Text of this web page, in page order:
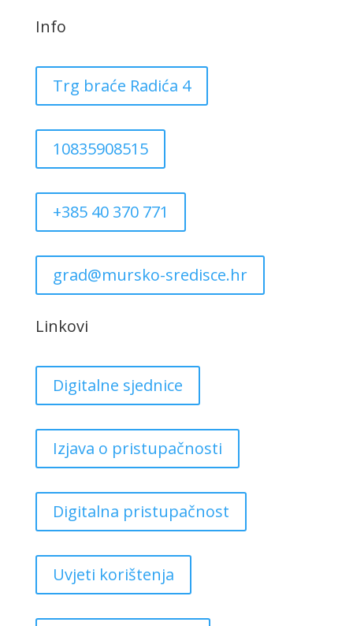
Info
Trg braće Radića 4
10835908515
+385 40 370 771
grad@mursko-sredisce.hr
Linkovi
Digitalne sjednice
Izjava o pristupačnosti
Digitalna pristupačnost
Uvjeti korištenja